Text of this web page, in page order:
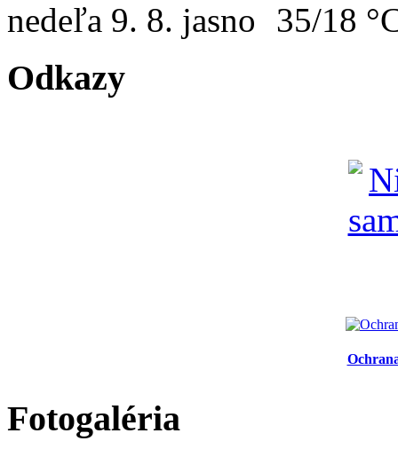
nedeľa 9. 8. 35/18
Odkazy
Fotogaléria